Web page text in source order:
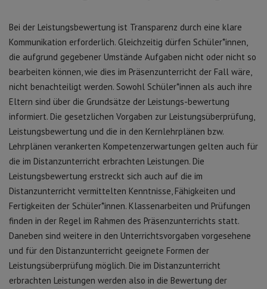
Bei der Leistungsbewertung ist Transparenz durch eine klare
Kommunikation erforderlich. Gleichzeitig dürfen Schüler*innen,
die aufgrund gegebener Umstände Aufgaben nicht oder nicht so
bearbeiten können, wie dies im Präsenzunterricht der Fall wäre,
nicht benachteiligt werden. Sowohl Schüler*innen als auch ihre
Eltern sind über die Grundsätze der Leistungs-bewertung
informiert. Die gesetzlichen Vorgaben zur Leistungsüberprüfung,
Leistungsbewertung und die in den Kernlehrplänen bzw.
Lehrplänen verankerten Kompetenzerwartungen gelten auch für
die im Distanzunterricht erbrachten Leistungen. Die
Leistungsbewertung erstreckt sich auch auf die im
Distanzunterricht vermittelten Kenntnisse, Fähigkeiten und
Fertigkeiten der Schüler*innen. Klassenarbeiten und Prüfungen
finden in der Regel im Rahmen des Präsenzunterrichts statt.
Daneben sind weitere in den Unterrichtsvorgaben vorgesehene
und für den Distanzunterricht geeignete Formen der
Leistungsüberprüfung möglich. Die im Distanzunterricht
erbrachten Leistungen werden also in die Bewertung der